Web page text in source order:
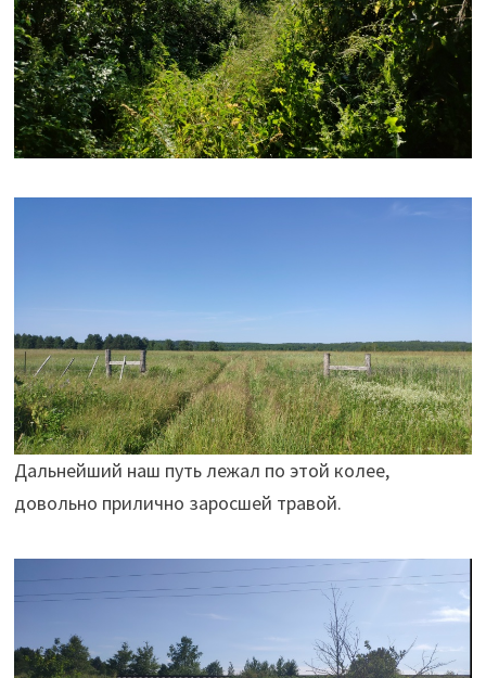
Дальнейший наш путь лежал по этой колее,
довольно прилично заросшей травой.